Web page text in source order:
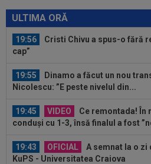
ULTIMA ORĂ
Digi Sport 1. ECHIPELE. Se...
19:56
Cristi Chivu a spus-o fără
cap”
19:55
Dinamo a făcut un nou
Nicolescu: ”E peste nivelul din...
19:45 VIDEO
Ce remontada! În
conduși cu 1-3, însă finalul a fost
19:43 OFICIAL
A semnat la o zi
KuPS - Universitatea Craiova